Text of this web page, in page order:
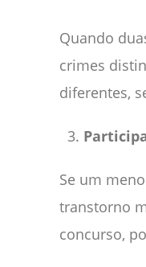
Quando
crimes
diferentes,
Se um
transtorno
concurso,